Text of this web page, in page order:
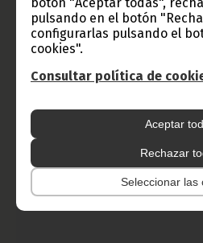
pulsando en el botón
configurarlas pulsando el
cookies".
Consultar política de
Aceptar
Rechazar
Seleccionar las
Noticias Presidencia